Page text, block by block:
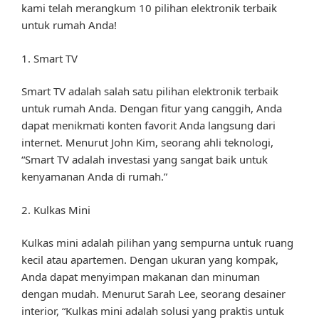
kami telah merangkum 10 pilihan elektronik terbaik
untuk rumah Anda!
1. Smart TV
Smart TV adalah salah satu pilihan elektronik terbaik
untuk rumah Anda. Dengan fitur yang canggih, Anda
dapat menikmati konten favorit Anda langsung dari
internet. Menurut John Kim, seorang ahli teknologi,
“Smart TV adalah investasi yang sangat baik untuk
kenyamanan Anda di rumah.”
2. Kulkas Mini
Kulkas mini adalah pilihan yang sempurna untuk ruang
kecil atau apartemen. Dengan ukuran yang kompak,
Anda dapat menyimpan makanan dan minuman
dengan mudah. Menurut Sarah Lee, seorang desainer
interior, “Kulkas mini adalah solusi yang praktis untuk